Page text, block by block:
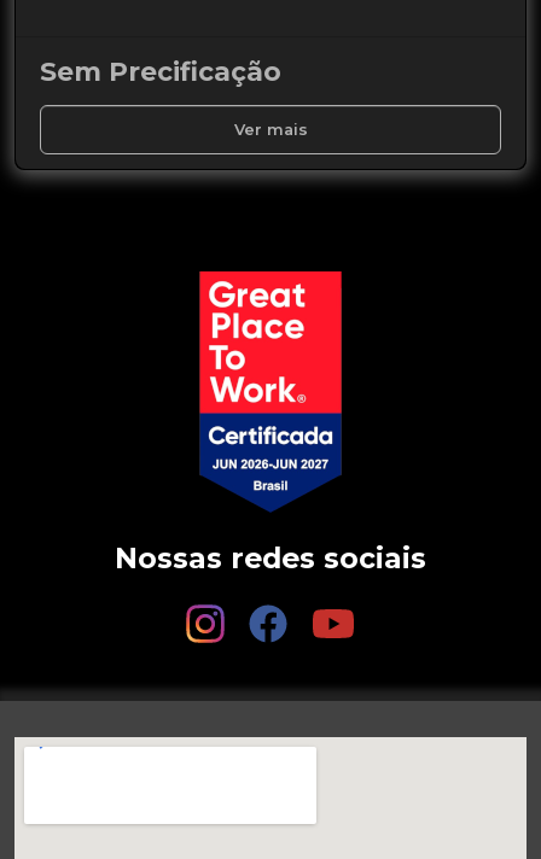
Sem Precificação
Ver mais
Nossas redes sociais